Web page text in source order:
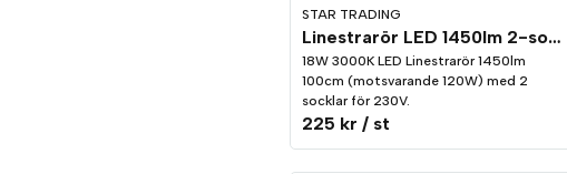
STAR TRADING
Linestrarör LED 1450lm 2-sockel (S14s) 3000K
18W 3000K LED Linestrarör 1450lm
100cm (motsvarande 120W) med 2
socklar för 230V.
225 kr / st